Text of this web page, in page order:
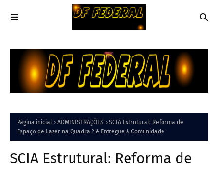
Página inicial ADMINISTRAÇÕES
SCIA Estrutural: Reforma de
Espaço de Lazer na Quadra 2 é Entregue à Comunidade
SCIA Estrutural: Reforma de